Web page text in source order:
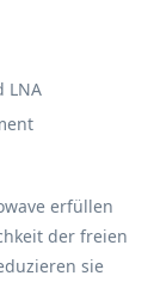
LNA
erfüllen
der freien
sie